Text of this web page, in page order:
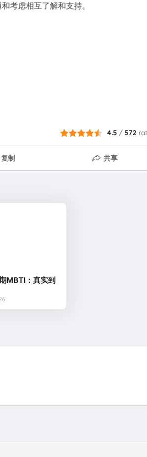
考虑相互了解和支持。
4.5 /572
复制 共享
MBTI：真实到